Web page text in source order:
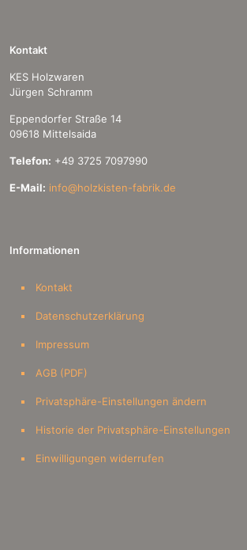
Kontakt
KES Holzwaren
Jürgen Schramm
Eppendorfer Straße 14
09618 Mittelsaida
Telefon: +49 3725 7097990
E-Mail: info@holzkisten-fabrik.de
Informationen
Kontakt
Datenschutzerklärung
Impressum
AGB (PDF)
Privatsphäre-Einstellungen ändern
Historie der Privatsphäre-Einstellungen
Einwilligungen widerrufen